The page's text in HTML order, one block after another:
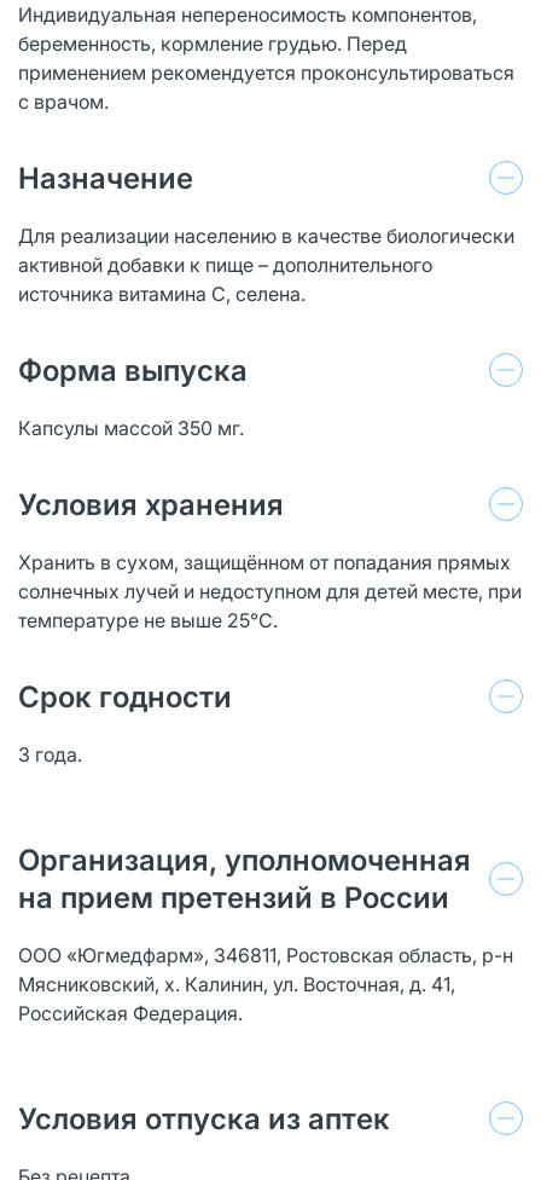
Индивидуальная непереносимость компонентов,
беременность, кормление грудью. Перед
применением рекомендуется проконсультироваться
с врачом.
Назначение
Для реализации населению в качестве биологически
активной добавки к пище – дополнительного
источника витамина С, селена.
Форма выпуска
Капсулы массой 350 мг.
Условия хранения
Хранить в сухом, защищённом от попадания прямых
солнечных лучей и недоступном для детей месте, при
температуре не выше 25°С.
Срок годности
3 года.
Организация, уполномоченная
на прием претензий в России
ООО «Югмедфарм», 346811, Ростовская область, р-н
Мясниковский, х. Калинин, ул. Восточная, д. 41,
Российская Федерация.
Условия отпуска из аптек